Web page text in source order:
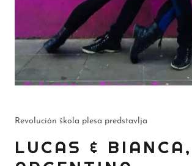
Revolución škola plesa predstavlja
LUCAS & BIANCA,